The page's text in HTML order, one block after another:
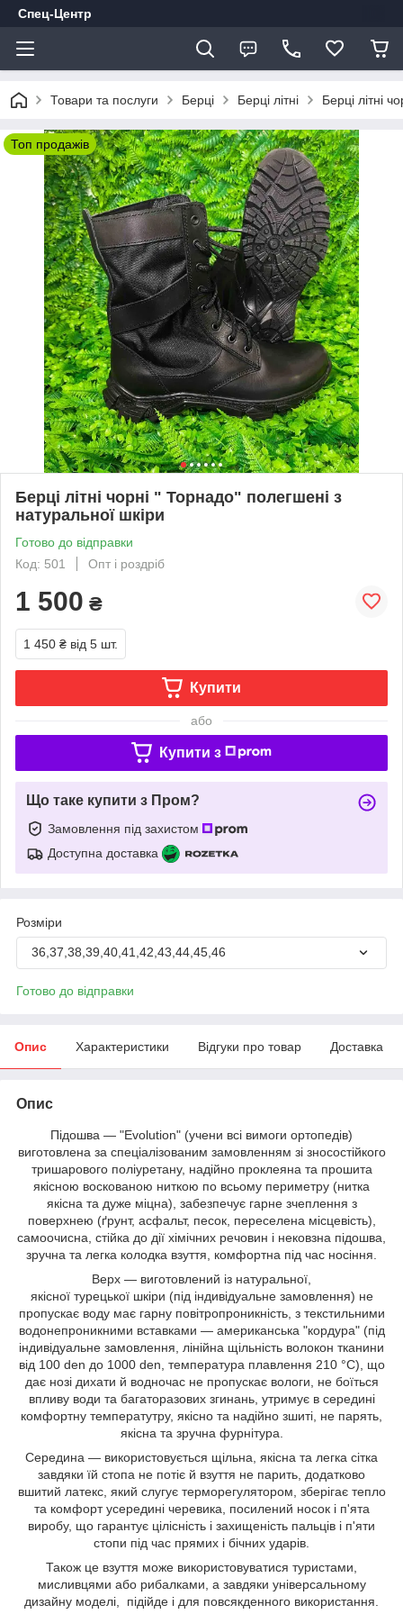
Спец-Центр
Товари та послуги Берці Берці літні Берці літні
Топ продажів
Берці літні чорні " Торнадо" полегшені з
натуральної шкіри
Готово до відправки
Код: 501
Опт і роздріб
1 500 ₴
1 450 ₴ від 5 шт.
Купити
або
Купити з
Що таке купити з Пром?
Замовлення під захистом
Доступна доставка
Розміри
36,37,38,39,40,41,42,43,44,45,46
Готово до відправки
Опис Характеристики Відгуки про товар Доставка
Опис
Підошва — "Evolution" (учени всі вимоги ортопедів)
виготовлена за спеціалізованим замовленням зі зносостійкого
тришарового поліуретану, надійно проклеяна та прошита
якісною воскованою ниткою по всьому периметру (нитка
якісна та дуже міцна), забезпечує гарне зчеплення з
поверхнею (ґрунт, асфальт, песок, переселена місцевість),
самоочисна, стійка до дії хімічних речовин і нековзна підошва,
зручна та легка колодка взуття, комфортна під час носіння.
Верх — виготовлений із натуральної,
якісної турецької шкіри (під індивідуальне замовлення) не
пропускає воду має гарну повітропроникність, з текстильними
водонепроникними вставками — американська "кордура" (під
індивідуальне замовлення, лінійна щільність волокон тканини
від 100 den до 1000 den, температура плавлення 210 °C), що
дає нозі дихати й водночас не пропускає вологи, не боїться
впливу води та багаторазових згинань, утримує в середині
комфортну температутру, якісно та надійно зшиті, не парять,
якісна та зручна фурнітура.
Середина — використовується щільна, якісна та легка сітка
завдяки їй стопа не потіє й взуття не парить, додатково
вшитий латекс, який слугує терморегулятором, зберігає тепло
та комфорт усередині черевика, посилений носок і п'ята
виробу, що гарантує цілісність і захищеність пальців і п'яти
стопи під час прямих і бічних ударів.
Також це взуття може використовуватися туристами,
мисливцями або рибалками, а завдяки універсальному
дизайну моделі, підійде і для повсякденного використання.